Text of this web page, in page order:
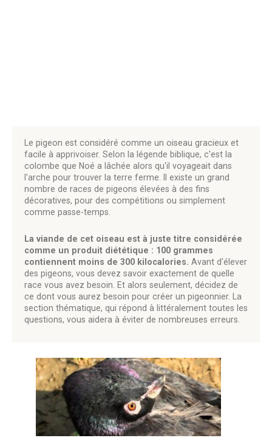
Le pigeon est considéré comme un oiseau gracieux et
facile à apprivoiser. Selon la légende biblique, c'est la
colombe que Noé a lâchée alors qu'il voyageait dans
l'arche pour trouver la terre ferme. Il existe un grand
nombre de races de pigeons élevées à des fins
décoratives, pour des compétitions ou simplement
comme passe-temps.
La viande de cet oiseau est à juste titre considérée
comme un produit diététique : 100 grammes
contiennent moins de 300 kilocalories. Avant d'élever
des pigeons, vous devez savoir exactement de quelle
race vous avez besoin. Et alors seulement, décidez de
ce dont vous aurez besoin pour créer un pigeonnier. La
section thématique, qui répond à littéralement toutes les
questions, vous aidera à éviter de nombreuses erreurs.